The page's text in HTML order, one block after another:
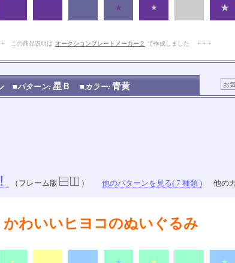
★ ★ ★
+ この商品説明は オークションプレートメーカー２ で作成しました + + +
■パターン: 星Ｂ ■カラー: 青黄
（フレーム版 ） 他のパターンを見る( 7 種類 ) 他の
かわいいヒヨコのぬいぐるみ